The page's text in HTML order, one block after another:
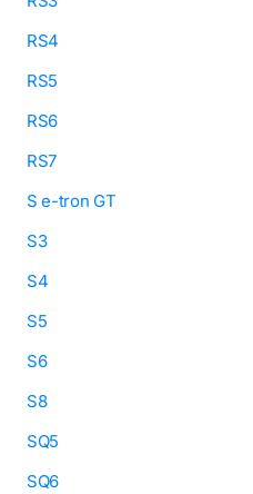
RS4
RS5
RS6
RS7
S e-tron GT
S3
S4
S5
S6
S8
SQ5
SQ6